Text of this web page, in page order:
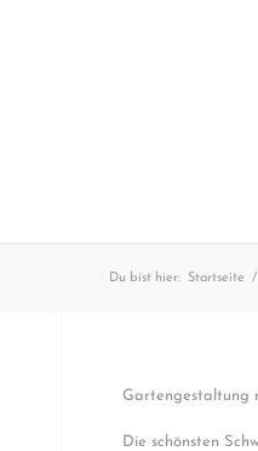
Du bist hier: Startseite /
Gartengestaltung
Die schönsten